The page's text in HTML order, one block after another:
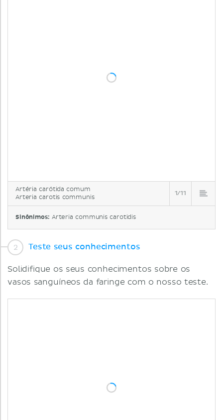
Artéria carótida comum
Arteria carotis communis
1/11
Sinônimos: Arteria communis carotidis
Teste seus conhecimentos
Solidifique os seus conhecimentos sobre os
vasos sanguíneos da faringe com o nosso teste.